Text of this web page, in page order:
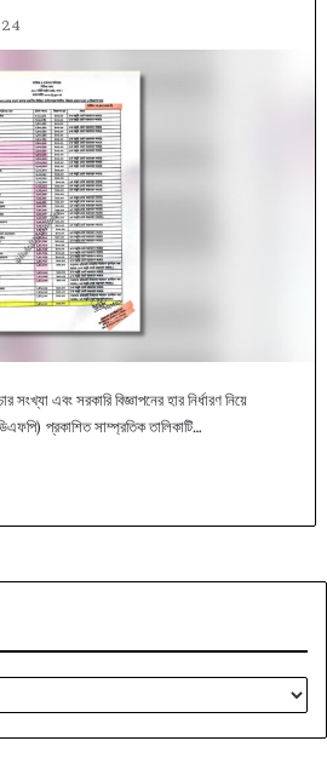
এবং সরকারি বিজ্ঞাপনের হার নির্ধারণ নিয়ে
প্রকাশিত সাম্প্রতিক তালিকাটি…